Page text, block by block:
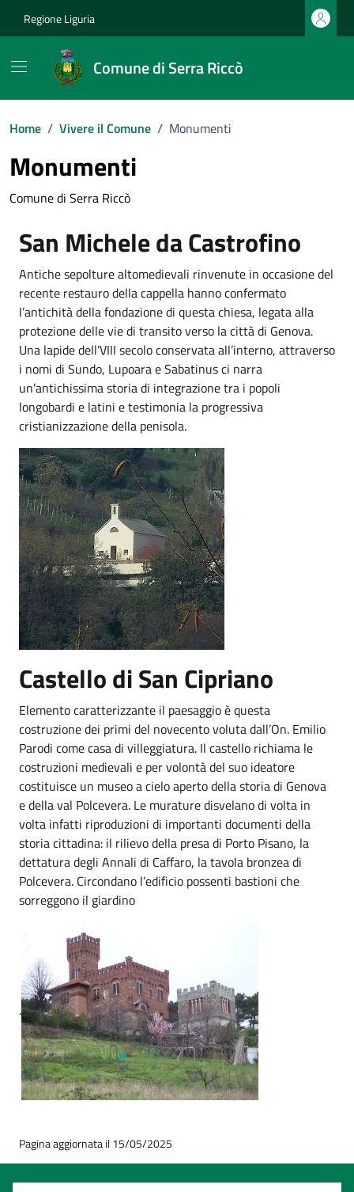
Regione Liguria
Comune di Serra Riccò
Home / Vivere il Comune / Monumenti
Monumenti
Comune di Serra Riccò
San Michele da Castrofino
Antiche sepolture altomedievali rinvenute in occasione del
recente restauro della cappella hanno confermato
l’antichità della fondazione di questa chiesa, legata alla
protezione delle vie di transito verso la città di Genova.
Una lapide dell’VIII secolo conservata all’interno, attraverso
i nomi di Sundo, Lupoara e Sabatinus ci narra
un’antichissima storia di integrazione tra i popoli
longobardi e latini e testimonia la progressiva
cristianizzazione della penisola.
Castello di San Cipriano
Elemento caratterizzante il paesaggio è questa
costruzione dei primi del novecento voluta dall’On. Emilio
Parodi come casa di villeggiatura. Il castello richiama le
costruzioni medievali e per volontà del suo ideatore
costituisce un museo a cielo aperto della storia di Genova
e della val Polcevera. Le murature disvelano di volta in
volta infatti riproduzioni di importanti documenti della
storia cittadina: il rilievo della presa di Porto Pisano, la
dettatura degli Annali di Caffaro, la tavola bronzea di
Polcevera. Circondano l’edificio possenti bastioni che
sorreggono il giardino
.
Pagina aggiornata il 15/05/2025